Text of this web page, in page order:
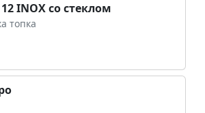
INOX со стеклом
топка